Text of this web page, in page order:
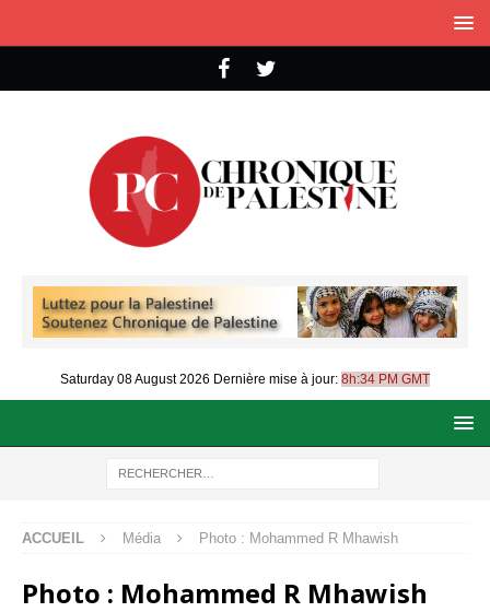
Saturday 08 August 2026 Dernière mise à jour: 8h:34 PM GMT
ACCUEIL Média Photo : Mohammed R Mhawish
Photo : Mohammed R Mhawish